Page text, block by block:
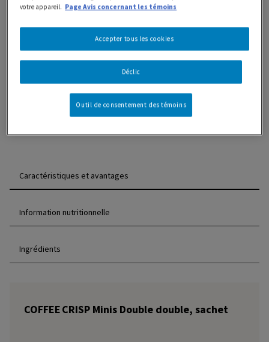
naturels, ces délicieuses bouchées ont un goût
parfaitement équilibré pour un remontant du matin, de
l'après-midi ou du soir! Y a-t-il quelque chose de plus
canadien que COFFEE CRISP? Une COFFEE CRISP
Double double!
Où acheter
Caractéristiques et avantages
Information nutritionnelle
Ingrédients
COFFEE CRISP Minis Double double, sachet
votre appareil. Page Avis concernant les témoins
Déclic
Accepter tous les cookies
Outil de consentement des témoins